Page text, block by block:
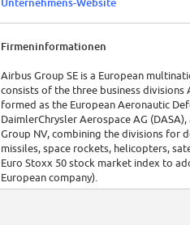
Firmeninformationen
Airbus Group SE is a European
consists of the three business divisions
formed as the European Aeronautic
DaimlerChrysler Aerospace AG
Group NV, combining the divisions for
missiles, space rockets, helicopters,
Euro Stoxx 50 stock market index to
European company).